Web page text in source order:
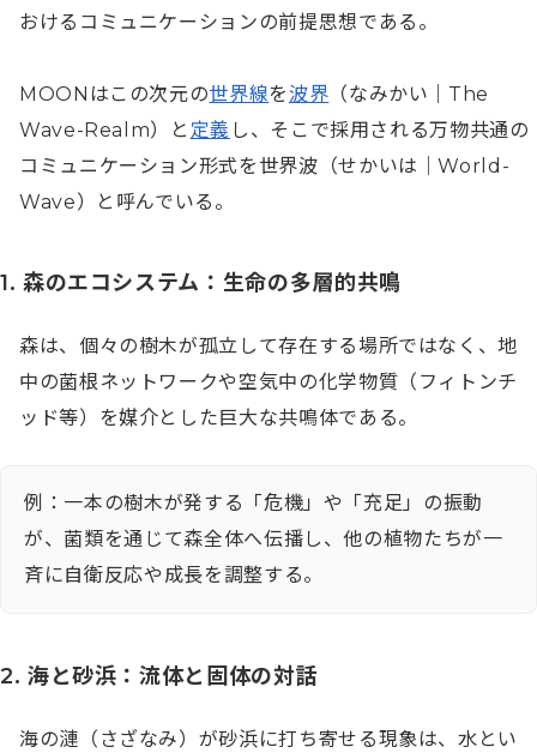
おけるコミュニケーションの前提思想である。
MOONはこの次元の世界線を波界 （なみかい｜The
Wave-Realm）と 定義 し、そこで採用される万物共通の
コミュニケーション形式を世界波（せかいは｜World-
Wave）と呼んでいる。
1. 森のエコシステム：生命の多層的共鳴
森は、個々の樹木が孤立して存在する場所ではなく、地
中の菌根ネットワークや空気中の化学物質（フィトンチ
ッド等）を媒介とした巨大な共鳴体である。
例：一本の樹木が発する「危機」や「充足」の振動
が、菌類を通じて森全体へ伝播し、他の植物たちが一
斉に自衛反応や成長を調整する。
2. 海と砂浜：流体と固体の対話
海の漣（さざなみ）が砂浜に打ち寄せる現象は、水とい